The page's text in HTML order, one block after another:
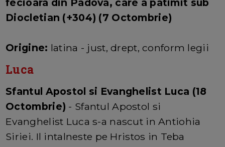
fecioara din Padova, care a patimit sub
Diocletian (+304) (7 Octombrie)
Origine: latina - just, drept, conform legii
Luca
Sfantul Apostol si Evanghelist Luca (18
Octombrie) - Sfantul Apostol si
Evanghelist Luca s-a nascut in Antiohia
Siriei. Il intalneste pe Hristos in Teba